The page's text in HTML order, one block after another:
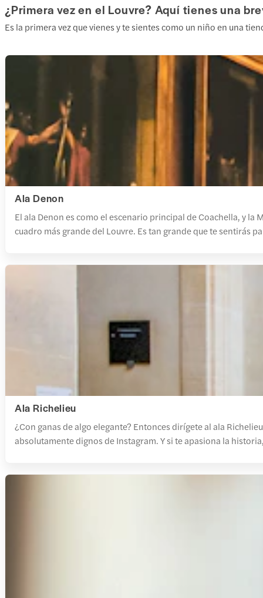
¿Primera vez en el Louvre? Aquí tienes una
Es la primera vez que vienes y te sientes como un niño en una
Ala Denon
El ala Denon es como el escenario principal de Coachella, y la
cuadro más grande del Louvre. Es tan grande que te sentirás
Ala Richelieu
¿Con ganas de algo elegante? Entonces dirígete al ala
absolutamente dignos de Instagram. Y si te apasiona la